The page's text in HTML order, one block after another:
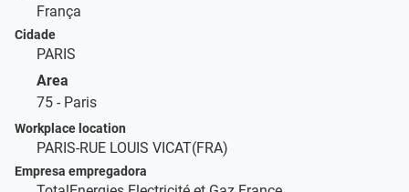
França
Cidade
PARIS
Area
75 - Paris
Workplace location
PARIS-RUE LOUIS VICAT(FRA)
Empresa empregadora